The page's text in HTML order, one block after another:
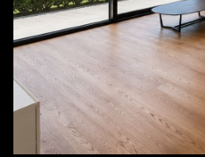
529.199€
157 m2